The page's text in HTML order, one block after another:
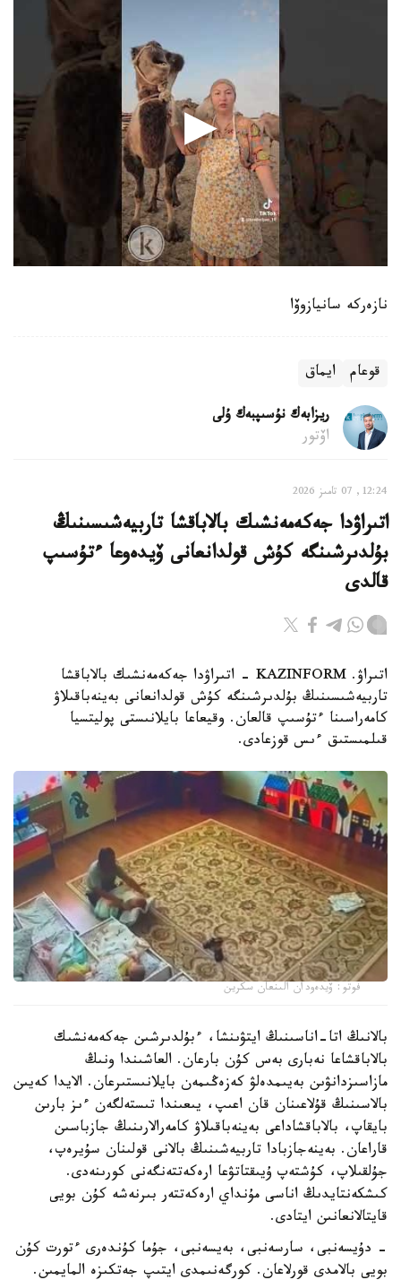
نازەركە سانيازوۆا
قوعام ايماق
ريزابەك نۇسىپبەك ۇلى
اۆتور
12:24, 07 تامىز 2026
اتىراۋدا جەكەمەنشىك بالاباقشا تاربيەشىسىنىڭ
بۇلدىرشىنگە كۇش قولدانعانى ۆيدەوعا ءتۇسىپ
قالدى
اتىراۋ. KAZINFORM - اتىراۋدا جەكەمەنشىك بالاباقشا
تاربيەشىسىنىڭ بۇلدىرشىنگە كۇش قولدانعانى بەينەباقىلاۋ
كامەراسىنا ءتۇسىپ قالعان. وقيعاعا بايلانىستى پوليتسيا
قىلمىستىق ءىس قوزعادى.
فوتو: ۆيدەودان الىنعان سكرين
بالانىڭ اتا-اناسىنىڭ ايتۋىنشا، ءبۇلدىرشىن جەكەمەنشىك
بالاباقشاعا نەبارى بەس كۇن بارعان. العاشىندا ونىڭ
مازاسىزدانۋىن بەيىمدەلۋ كەزەڭىمەن بايلانىستىرعان. الايدا كەيىن
بالاسىنىڭ قۇلاعىنان قان اعىپ، يىعىندا تىستەلگەن ءىز بارىن
بايقاپ، بالاباقشاداعى بەينەباقىلاۋ كامەرالارىنىڭ جازباسىن
قاراعان. بەينەجازبادا تاربيەشىنىڭ بالانى قولىنان سۇيرەپ،
جۇلقىلاپ، كۇشتەپ ۇيىقتاتۋعا ارەكەتتەنگەنى كورىنەدى.
كىشكەنتايدىڭ اناسى مۇنداي ارەكەتتەر بىرنەشە كۇن بويى
قايتالانعانىن ايتادى.
- دۇيسەنبى، سارسەنبى، بەيسەنبى، جۇما كۇندەرى ءتورت كۇن
بويى بالامدى قورلاعان. كورگەنىمدى ايتىپ جەتكىزە المايمىن.